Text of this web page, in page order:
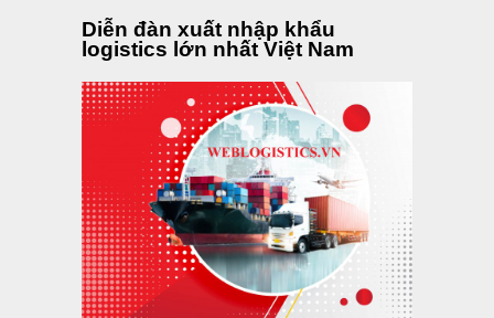
Diễn đàn xuất nhập khẩu
logistics lớn nhất Việt Nam